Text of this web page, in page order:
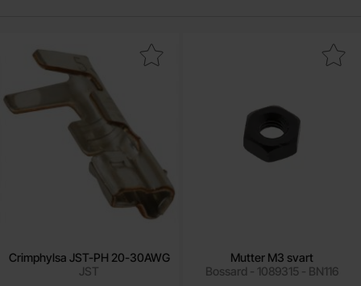
Crimphylsa JST-PH 20-30AWG
JST
Makera crimphylsa JST-PH 20-30AWG som favorit
Mutter M3 svart
Bossard - 1089315 - BN116
Makera mutter M3